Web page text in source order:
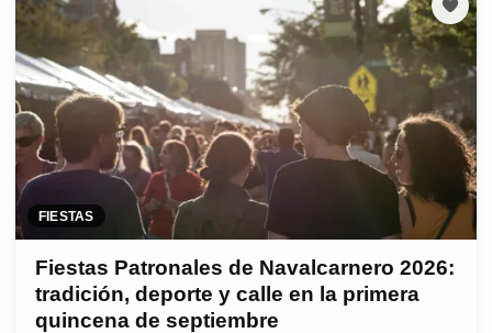
FIESTAS
Fiestas Patronales de Navalcarnero 2026:
tradición, deporte y calle en la primera
quincena de septiembre